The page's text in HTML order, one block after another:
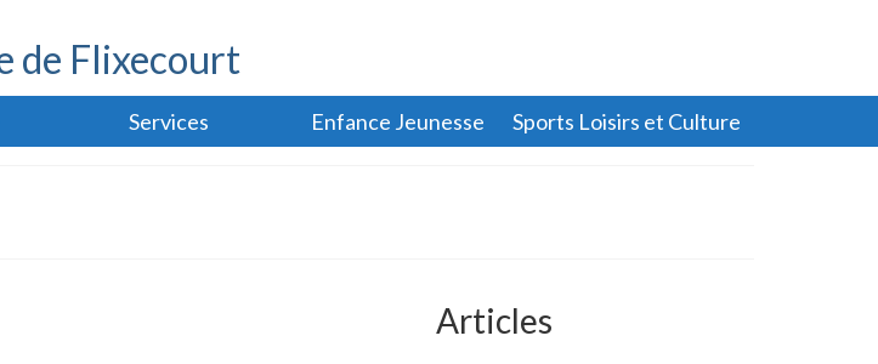
Services Enfance Jeunesse Sports Loisirs et Culture
Articles